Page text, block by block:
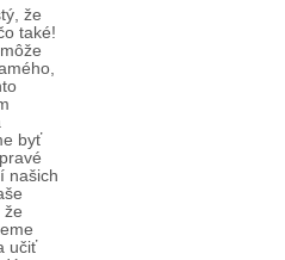
že
také!
byť
našich
že
učiť